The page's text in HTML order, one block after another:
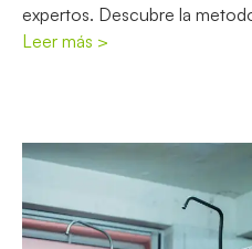
expertos. Descubre la
Leer más >